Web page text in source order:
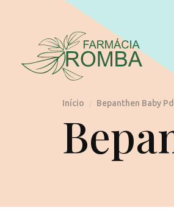
Início / Bepanthen Baby